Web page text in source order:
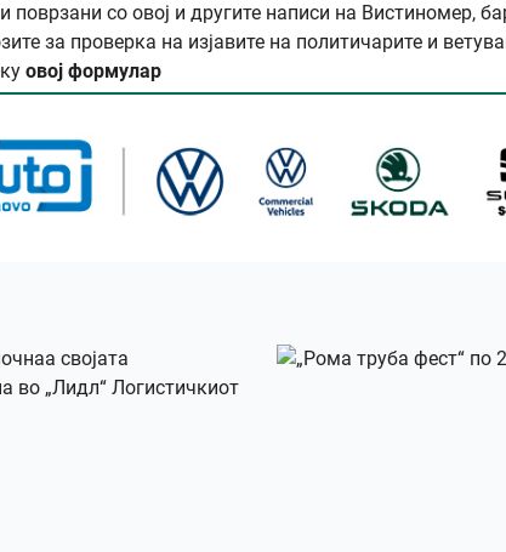
поврзани со овој и другите написи на Вистиномер,
за проверка на изјавите на политичарите и
овој формулар